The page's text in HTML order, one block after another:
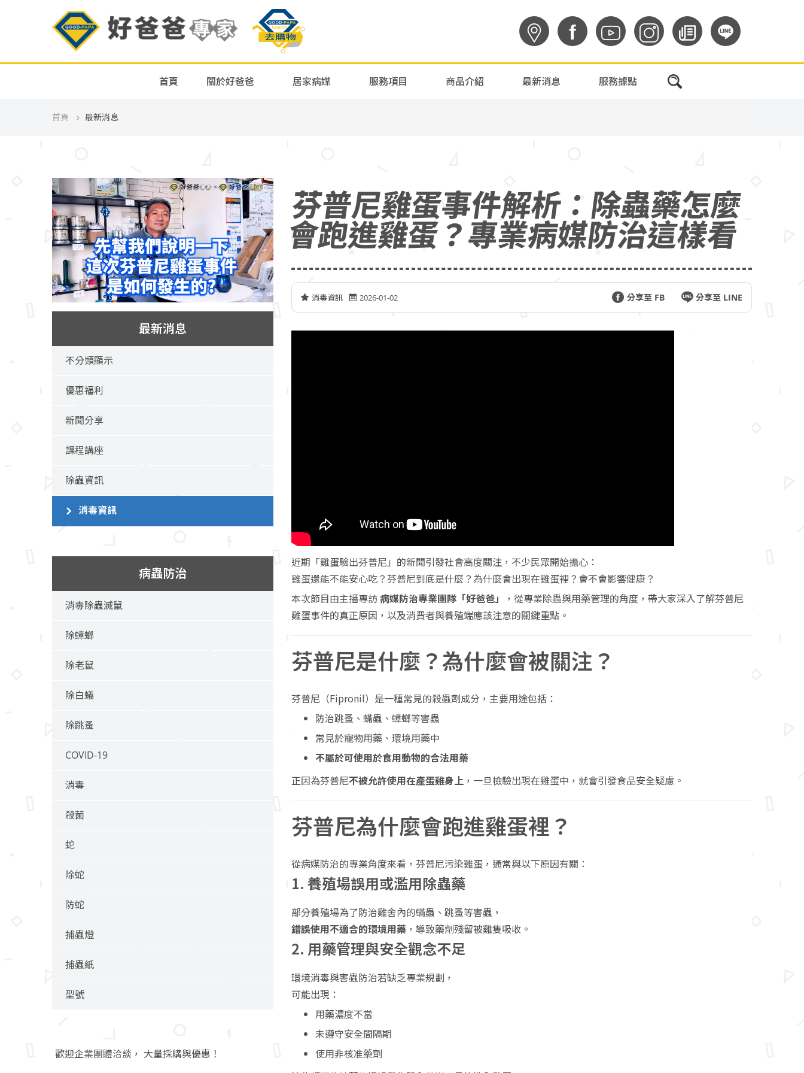
f
首頁 關於好爸爸 居家病媒 服務項目 商品介紹 最新消息 服務據點
首頁 最新消息
最新消息
不分類顯示
優惠福利
新聞分享
課程講座
除蟲資訊
消毒資訊
病蟲防治
消毒除蟲滅鼠
除蟑螂
除老鼠
除白蟻
除跳蚤
COVID-19
消毒
殺菌
蛇
除蛇
防蛇
捕蟲燈
捕蟲紙
型號
歡迎企業團體洽談， 大量採購與優惠！
芬普尼雞蛋事件解析：除蟲藥怎麼
會跑進雞蛋？專業病媒防治這樣看
消毒資訊 2026-01-02 分享至 FB 分享至 LINE
近期「雞蛋驗出芬普尼」的新聞引發社會高度關注，不少民眾開始擔心：
雞蛋還能不能安心吃？芬普尼到底是什麼？為什麼會出現在雞蛋裡？會不會影響健康？
本次節目由主播專訪 病媒防治專業團隊「好爸爸」
，從專業除蟲與用藥管理的角度，帶大家深入了解芬普尼
雞蛋事件的真正原因，以及消費者與養殖端應該注意的關鍵重點。
芬普尼是什麼？為什麼會被關注？
芬普尼（Fipronil）是一種常見的殺蟲劑成分，主要用途包括：
防治跳蚤、蟎蟲、蟑螂等害蟲
常見於寵物用藥、環境用藥中
不屬於可使用於食用動物的合法用藥
正因為芬普尼不被允許使用在產蛋雞身上 ，一旦檢驗出現在雞蛋中，就會引發食品安全疑慮。
芬普尼為什麼會跑進雞蛋裡？
從病媒防治的專業角度來看，芬普尼污染雞蛋，通常與以下原因有關：
1. 養殖場誤用或濫用除蟲藥
部分養殖場為了防治雞舍內的蟎蟲、跳蚤等害蟲，
錯誤使用不適合的環境用藥 ，導致藥劑殘留被雞隻吸收。
2. 用藥管理與安全觀念不足
環境消毒與害蟲防治若缺乏專業規劃，
可能出現：
用藥濃度不當
未遵守安全間隔期
使用非核准藥劑